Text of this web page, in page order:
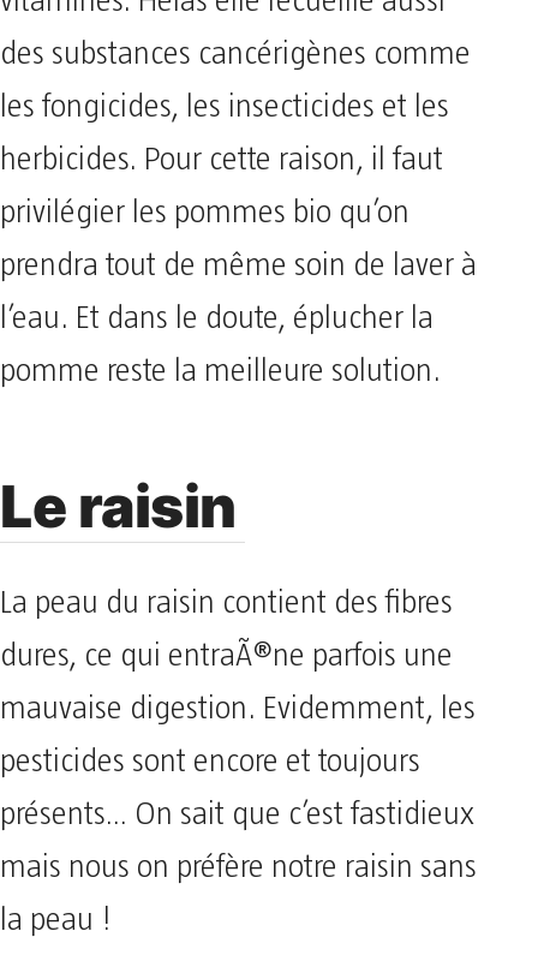
des substances cancérigènes comme
les fongicides, les insecticides et les
herbicides. Pour cette raison, il faut
privilégier les pommes bio qu’on
prendra tout de même soin de laver à
l’eau. Et dans le doute, éplucher la
pomme reste la meilleure solution.
Le raisin
La peau du raisin contient des fibres
dures, ce qui entraÃ®ne parfois une
mauvaise digestion. Evidemment, les
pesticides sont encore et toujours
présents… On sait que c’est fastidieux
mais nous on préfère notre raisin sans
la peau !